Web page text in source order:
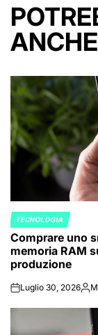
ANCHE
POSTED
IN
TECNOLOGIA
Comprare uno
memoria RAM
produzione
onLuglio 30, 2026